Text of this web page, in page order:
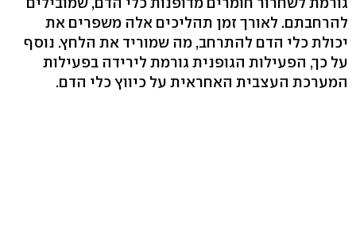
להרחבתם. לאורך זמן תהליכים אלה משפרים את
יכולת כלי הדם להתרחב, מה שמוריד את הלחץ. נוסף
על כך, הפעילות הגופנית גורמת לירידה בפעילות
המערכת העצבית האחראית על כיווץ כלי הדם.